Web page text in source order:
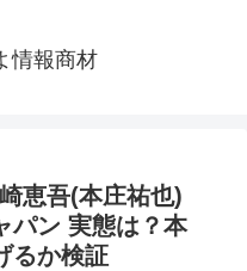
情報商材
恵吾(本庄祐也)
パン 実態は？本
るか検証